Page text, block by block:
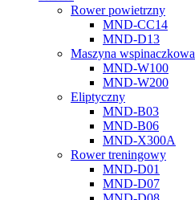
Rower powietrzny
MND-CC14
MND-D13
Maszyna wspinaczkowa
MND-W100
MND-W200
Eliptyczny
MND-B03
MND-B06
MND-X300A
Rower treningowy
MND-D01
MND-D07